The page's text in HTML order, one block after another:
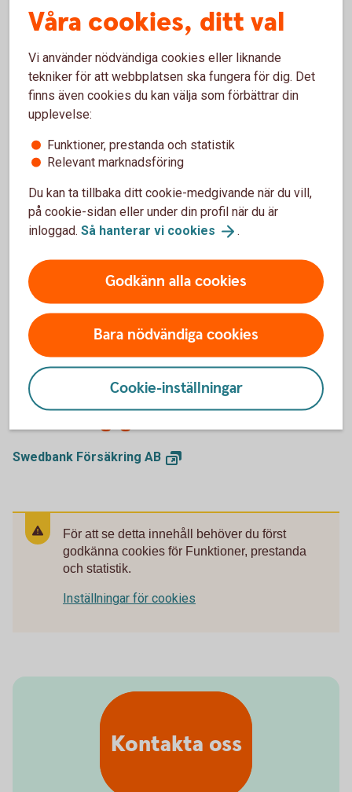
Ring 0771-22 11 22
Hjälp med placering
Placera dinpension
Möjliga investeringar iförsäkringsdepå
Välkommen in på kontoret eller ring oss för mer
information.
oss
Försäkringsgivare
Swedbank Försäkring AB
För att se detta innehåll behöver du först
godkänna cookies för Funktioner, prestanda
och statistik.
Inställningar för cookies
Kontakta oss
Våra cookies, ditt val
Vi använder nödvändiga cookies eller liknande
tekniker för att webbplatsen ska fungera för dig. Det
finns även cookies du kan välja som förbättrar din
upplevelse:
Funktioner, prestanda och statistik
Relevant marknadsföring
Du kan ta tillbaka ditt cookie-medgivande när du vill,
på cookie-sidan eller under din profil när du är
inloggad. Så hanterar vi cookies .
Godkänn alla cookies
Bara nödvändiga cookies
Cookie-inställningar